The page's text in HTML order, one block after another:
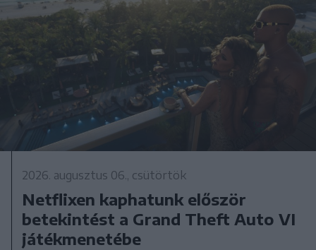
2026. augusztus 06., csütörtök
Netflixen kaphatunk először
betekintést a Grand Theft Auto VI
játékmenetébe